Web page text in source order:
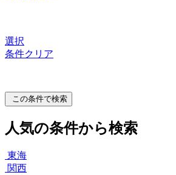
選択
条件クリア
この条件で検索
人気の条件から検索
東海
関西